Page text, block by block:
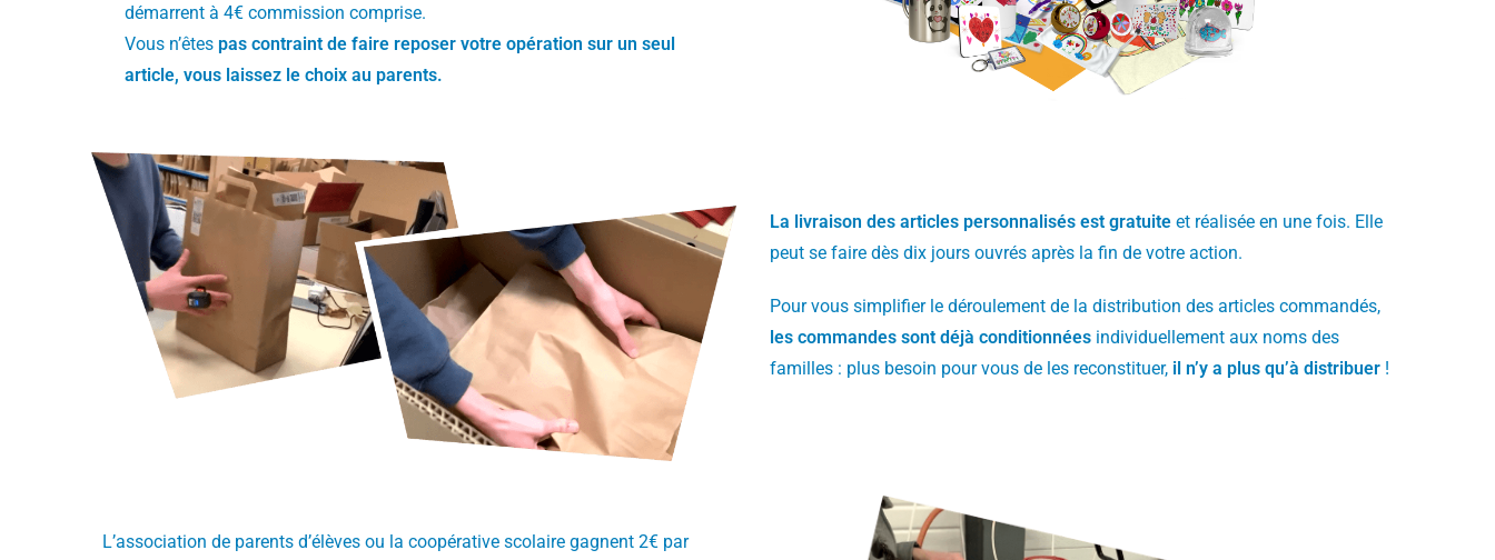
démarrent à 4€ commission comprise.
Vous n’êtes pas contraint de faire reposer votre opération sur un seul
article, vous laissez le choix au parents.
La livraison des articles personnalisés est gratuite et réalisée en une fois. Elle
peut se faire dès dix jours ouvrés après la fin de votre action.
Pour vous simplifier le déroulement de la distribution des articles commandés,
les commandes sont déjà conditionnées individuellement aux noms des
familles : plus besoin pour vous de les reconstituer, il n’y a plus qu’à distribuer !
L’association de parents d’élèves ou la coopérative scolaire gagnent 2€ par